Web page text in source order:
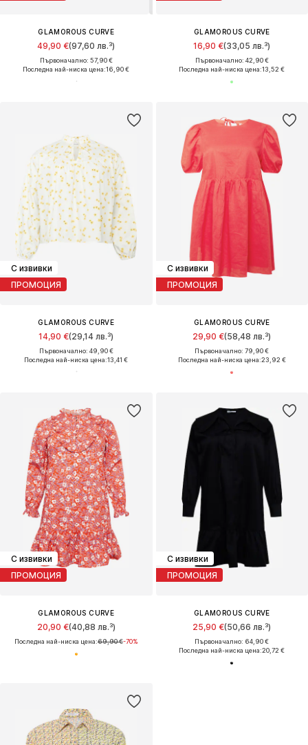
GLAMOROUS CURVE
49,90 €(97,60 лв.³)
Първоначално: 57,90 €
Последна най-ниска цена:16,90 €
GLAMOROUS CURVE
16,90 €(33,05 лв.³)
Първоначално: 42,90 €
Последна най-ниска цена:13,52 €
С извивки
ПРОМОЦИЯ
GLAMOROUS CURVE
14,90 €(29,14 лв.³)
Първоначално: 49,90 €
Последна най-ниска цена:13,41 €
С извивки
ПРОМОЦИЯ
GLAMOROUS CURVE
29,90 €(58,48 лв.³)
Първоначално: 79,90 €
Последна най-ниска цена:23,92 €
С извивки
ПРОМОЦИЯ
GLAMOROUS CURVE
20,90 €(40,88 лв.³)
Последна най-ниска цена:69,90 €-70%
С извивки
ПРОМОЦИЯ
GLAMOROUS CURVE
25,90 €(50,66 лв.³)
Първоначално: 64,90 €
Последна най-ниска цена:20,72 €